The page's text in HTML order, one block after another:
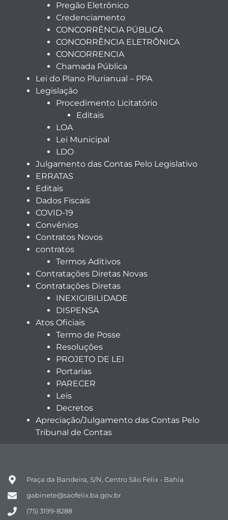
Pregão Eletrônico
Credenciamento
CONCORRÊNCIA PÚBLICA
CONCORRÊNCIA ELETRÔNICA
CONCORRENCIA
Chamada Pública
Lei do Plano Plurianual – PPA
Legislação
Procedimento Licitatório
Editais
LOA
Lei Municipal
LDO
Julgamento das Contas Pelo Legislativo
ERRATAS
Editais
Dados Fiscais
COVID-19
Convênios
Contratos Novos
contratos
Termos Aditivos
Contratações Diretas Novas
Contratações Diretas
INEXIGIBILIDADE
DISPENSA
Atos Oficiais
Termo de Posse
Resoluções
PROJETO DE LEI
Portarias
PARECER
Leis
Decretos
Apreciação/Julgamento das Contas Pelo
Tribunal de Contas
Praça da Bandeira, S/N, Centro São Felix - Bahia
gabinete@saofelix.ba.gov.br
(75) 3199-8288